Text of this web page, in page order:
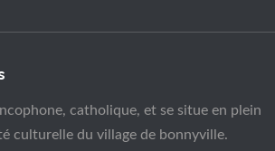
catholique, et se situe en plein
culturelle du village de bonnyville.